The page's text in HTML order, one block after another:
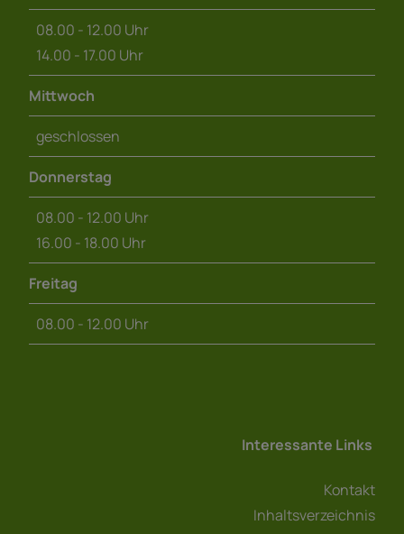
08.00 - 12.00 Uhr
14.00 - 17.00 Uhr
Mittwoch
geschlossen
Donnerstag
08.00 - 12.00 Uhr
16.00 - 18.00 Uhr
Freitag
08.00 - 12.00 Uhr
Interessante Links
Kontakt
Inhaltsverzeichnis